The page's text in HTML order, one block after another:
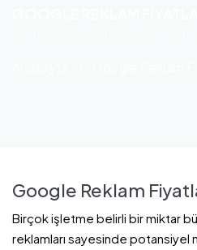
Google Reklam
Birçok işletme belirli bir miktar
reklamları sayesinde potansiyel